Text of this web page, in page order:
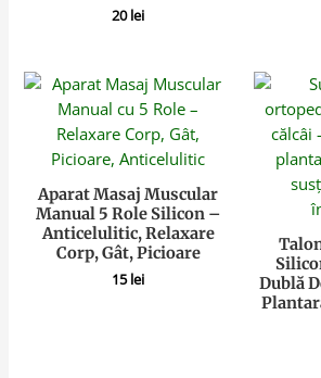
20lei
Aparat Masaj Muscular
Manual 5 Role Silicon –
Anticelulitic, Relaxare
Corp, Gât, Picioare
15lei
Dublă